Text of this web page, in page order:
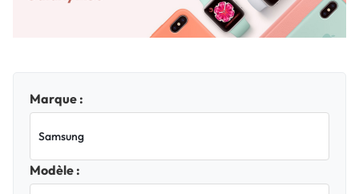
Marque :
Modèle :